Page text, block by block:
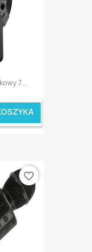
7...
favorite_border